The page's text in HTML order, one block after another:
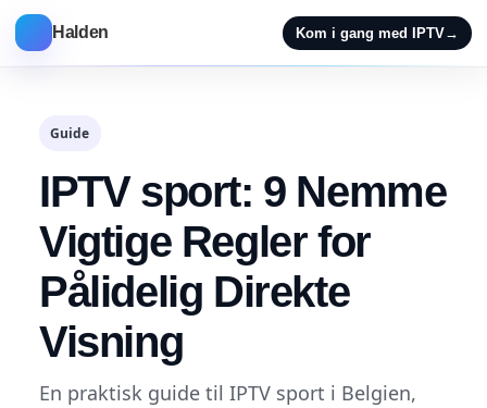
Halden Kom i gang med IPTV→
Guide
IPTV sport: 9 Nemme
Vigtige Regler for
Pålidelig Direkte
Visning
En praktisk guide til IPTV sport i Belgien,